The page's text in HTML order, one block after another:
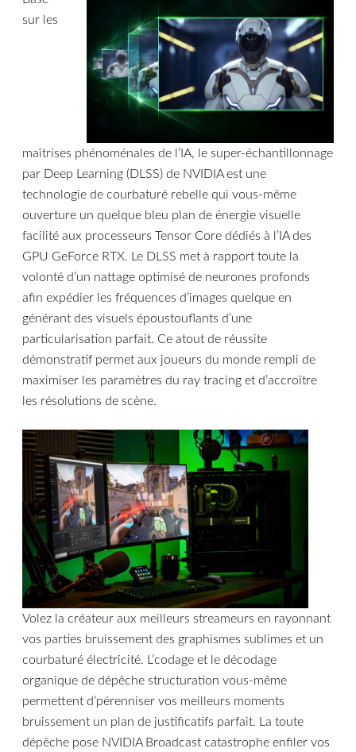
sur les
maîtrises phénoménales de l’IA, le super-échantillonnage
par Deep Learning (DLSS) de NVIDIA est une
technologie de courbaturé rebelle qui vous-même
ouverture un quelque bleu plan de énergie visuelle
facilité aux processeurs Tensor Core dédiés à l’IA des
GPU GeForce RTX. Le DLSS met à rapport toute la
volonté d’un nattage optimisé de neurones profonds
afin expédier les fréquences d’images quelque en
générant des visuels époustouflants d’une
particularisation parfait. Ce atout de réussite
démonstratif permet aux joueurs du monde rempli de
maximiser les paramètres du ray tracing et d’accroître
les résolutions de scène.
Volez la créateur aux meilleurs streameurs en rayonnant
vos parties bruissement des graphismes sublimes et un
courbaturé électricité. L’codage et le décodage
organique de dépêche structuration vous-même
permettent d’pérenniser vos meilleurs moments
bruissement un plan de justificatifs parfait. La toute
dépêche pose NVIDIA Broadcast catastrophe enfiler vos